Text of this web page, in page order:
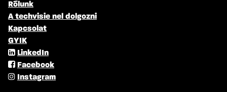
Rólunk
A techvisie nel dolgozni
Kapcsolat
GYIK
LinkedIn
Facebook
Instagram